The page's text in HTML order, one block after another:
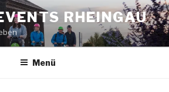
RHEINGAU
Menü